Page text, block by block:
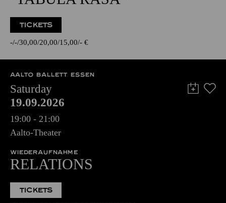
TICKETS
- - 30,00 20,00 15,00 - €
AALTO BALLETT ESSEN
Saturday
19.09.2026
19:00 - 21:00
Aalto-Theater
WIEDERAUFNAHME
RELATIONS
TICKETS